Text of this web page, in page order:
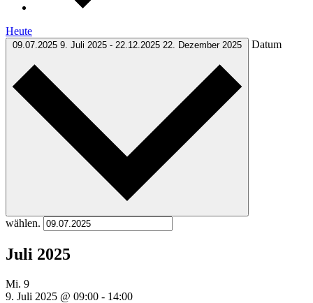
Heute
09.07.2025 9. Juli 2025 - 22.12.2025 22. Dezember 2025 Datum
wählen.
Juli 2025
Mi. 9
9. Juli 2025 @ 09:00 - 14:00